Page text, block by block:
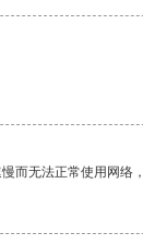
无法正常使用网络